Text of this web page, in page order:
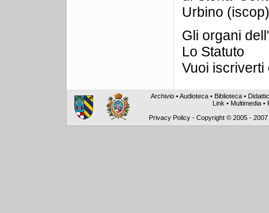
Urbino
Gli organi
Lo Statuto
Vuoi
Archivio •Audioteca • Biblioteca •
Link • Multimedia •
Privacy Policy -Copyright © 2005 -